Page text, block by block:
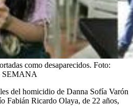
como desaparecidos. Foto:
SEMANA
del homicidio de Danna Sofía Varón
Fabián Ricardo Olaya, de 22 años,